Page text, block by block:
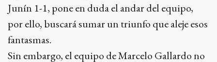
Junín 1-1, pone en duda el andar del equipo,
por ello, buscará sumar un triunfo que aleje esos
fantasmas.
Sin embargo, el equipo de Marcelo Gallardo no